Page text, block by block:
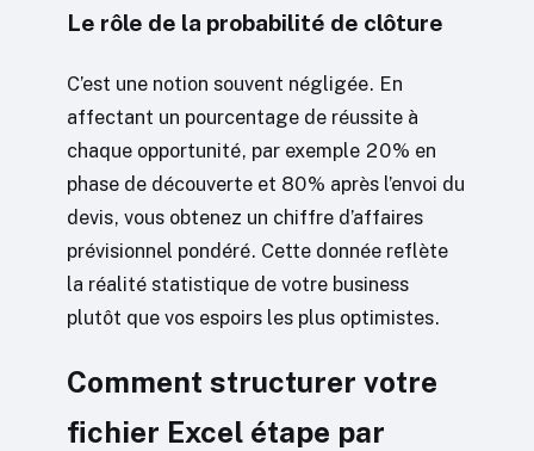
Le rôle de la probabilité de clôture
C’est une notion souvent négligée. En
affectant un pourcentage de réussite à
chaque opportunité, par exemple 20% en
phase de découverte et 80% après l’envoi du
devis, vous obtenez un chiffre d’affaires
prévisionnel pondéré. Cette donnée reflète
la réalité statistique de votre business
plutôt que vos espoirs les plus optimistes.
Comment structurer votre
fichier Excel étape par